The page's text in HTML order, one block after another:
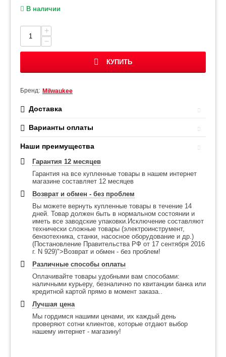
В наличии
+
−
КУПИТЬ
Бренд: Milwaukee
Доставка
Варианты оплаты
Наши преимущества
Гарантия 12 месяцев
Гарантия на все купленные товары в нашем интернет
магазине составляет 12 месяцев
Возврат и обмен - без проблем
Вы можете вернуть купленные товары в течение 14
дней. Товар должен быть в нормальном состоянии и
иметь все заводские упаковки.Исключение составляют
технически сложные товары (электроинструмент,
бензотехника, станки, насосное оборудование и др.)
(Постановление Правительства РФ от 17 сентября 2016
г. N 929)">Возврат и обмен - без проблем!
Различные способы оплаты
Оплачивайте товары удобными вам способами:
наличными курьеру, безналично по квитанции банка или
кредитной картой прямо в момент заказа..
Лучшая цена
Мы гордимся нашими ценами, их каждый день
проверяют сотни клиентов, которые отдают выбор
нашему интернет - магазину!